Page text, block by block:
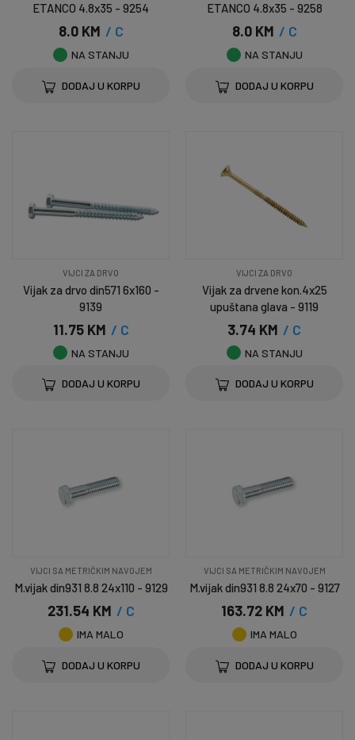
ETANCO 4.8x35 - 9254
8.0 KM / C
NA STANJU
DODAJ U KORPU
ETANCO 4.8x35 - 9258
8.0 KM / C
NA STANJU
DODAJ U KORPU
VIJCI ZA DRVO
Vijak za drvo din571 6x160 -
9139
11.75 KM / C
NA STANJU
DODAJ U KORPU
VIJCI ZA DRVO
Vijak za drvene kon.4x25
upuštana glava - 9119
3.74 KM / C
NA STANJU
DODAJ U KORPU
VIJCI SA METRIČKIM NAVOJEM
M.vijak din931 8.8 24x110 - 9129
231.54 KM / C
IMA MALO
DODAJ U KORPU
VIJCI SA METRIČKIM NAVOJEM
M.vijak din931 8.8 24x70 - 9127
163.72 KM / C
IMA MALO
DODAJ U KORPU